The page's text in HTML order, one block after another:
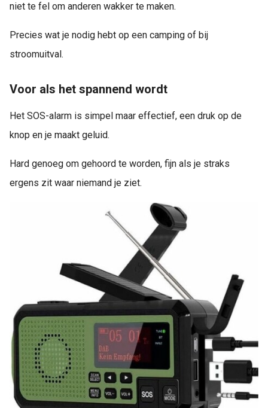
niet te fel om anderen wakker te maken.
Precies wat je nodig hebt op een camping of bij
stroomuitval.
Voor als het spannend wordt
Het SOS-alarm is simpel maar effectief, een druk op de
knop en je maakt geluid.
Hard genoeg om gehoord te worden, fijn als je straks
ergens zit waar niemand je ziet.